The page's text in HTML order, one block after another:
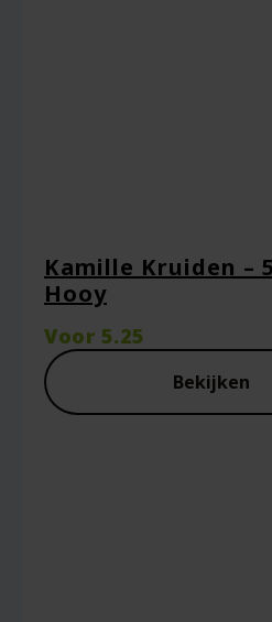
E-mail
Captcha*
Kamille Kruiden –
Hooy
Voor 5.25
Bekijken